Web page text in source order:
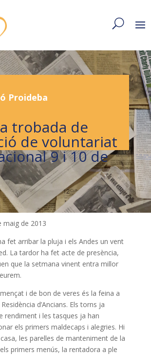
Proideba
trobada de
de voluntariat
9 i 10 de
maig de 2013
fet arribar la pluja i els Andes un vent
La tardor ha fet acte de presència,
que la setmana vinent entra millor
i de bon de veres és la feina a
d’Ancians. Els torns ja
rendiment i les tasques ja han
els primers maldecaps i alegries. Hi
les parelles de manteniment de la
primers menús, la rentadora a ple